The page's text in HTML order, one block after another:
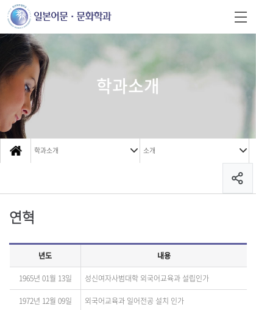
학과소개
학과소개 소개
연혁
년도 내용
1965년 01월 13일 성신여자사범대학 외국어교육과 설립인가
1972년 12월 09일 외국어교육과 일어전공 설치 인가